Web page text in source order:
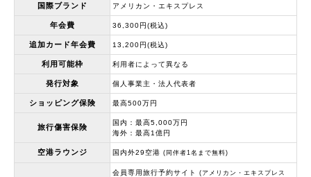
国際ブランド アメリカン・エキスプレス
年会費 36,300円(税込)
追加カード年会費 13,200円(税込)
利用可能枠 利用者によって異なる
発行対象 個人事業主・法人代表者
ショッピング保険 最高500万円
旅行傷害保険
国内：最高5,000万円
海外：最高1億円
空港ラウンジ 国内外29空港 (同伴者1名まで無料)
会員専用旅行予約サイト (アメリカン・エキスプレス